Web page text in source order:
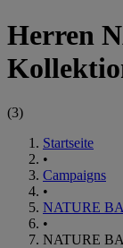
Herren
(3)
Startseite
•
Campaigns
•
NATURE
•
NATURE